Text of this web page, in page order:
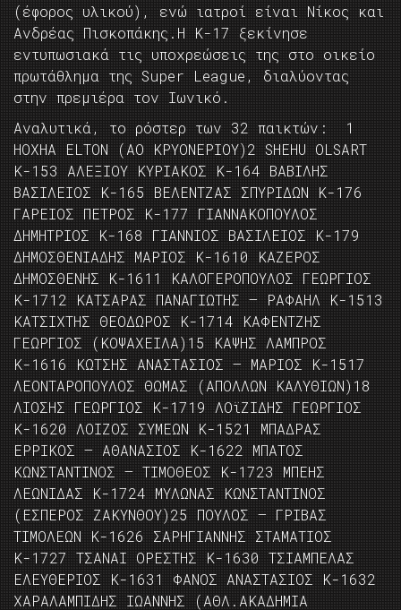
(έφορος υλικού), ενώ ιατροί είναι Νίκος και
Ανδρέας Πισκοπάκης.Η Κ-17 ξεκίνησε
εντυπωσιακά τις υποχρεώσεις της στο οικείο
πρωτάθλημα της Super League, διαλύοντας
στην πρεμιέρα τον Ιωνικό.
Αναλυτικά, το ρόστερ των 32 παικτών: 1
HOXHA ELTON (ΑΟ ΚΡΥΟΝΕΡΙΟΥ)2 SHEHU OLSART
Κ-153 ΑΛΕΞΙΟΥ ΚΥΡΙΑΚΟΣ Κ-164 ΒΑΒΙΛΗΣ
ΒΑΣΙΛΕΙΟΣ Κ-165 ΒΕΛΕΝΤΖΑΣ ΣΠΥΡΙΔΩΝ Κ-176
ΓΑΡΕΙΟΣ ΠΕΤΡΟΣ Κ-177 ΓΙΑΝΝΑΚΟΠΟΥΛΟΣ
ΔΗΜΗΤΡΙΟΣ Κ-168 ΓΙΑΝΝΙΟΣ ΒΑΣΙΛΕΙΟΣ Κ-179
ΔΗΜΟΣΘΕΝΙΑΔΗΣ ΜΑΡΙΟΣ Κ-1610 ΚΑΖΕΡΟΣ
ΔΗΜΟΣΘΕΝΗΣ Κ-1611 ΚΑΛΟΓΕΡΟΠΟΥΛΟΣ ΓΕΩΡΓΙΟΣ
Κ-1712 ΚΑΤΣΑΡΑΣ ΠΑΝΑΓΙΩΤΗΣ – ΡΑΦΑΗΛ Κ-1513
ΚΑΤΣΙΧΤΗΣ ΘΕΟΔΩΡΟΣ Κ-1714 ΚΑΦΕΝΤΖΗΣ
ΓΕΩΡΓΙΟΣ (ΚΟΨΑΧΕΙΛΑ)15 ΚΑΨΗΣ ΛΑΜΠΡΟΣ
Κ-1616 ΚΩΤΣΗΣ ΑΝΑΣΤΑΣΙΟΣ – ΜΑΡΙΟΣ Κ-1517
ΛΕΟΝΤΑΡΟΠΟΥΛΟΣ ΘΩΜΑΣ (ΑΠΟΛΛΩΝ ΚΑΛΥΘΙΩΝ)18
ΛΙΟΣΗΣ ΓΕΩΡΓΙΟΣ Κ-1719 ΛΟϊΖΙΔΗΣ ΓΕΩΡΓΙΟΣ
Κ-1620 ΛΟΙΖΟΣ ΣΥΜΕΩΝ Κ-1521 ΜΠΑΔΡΑΣ
ΕΡΡΙΚΟΣ – ΑΘΑΝΑΣΙΟΣ Κ-1622 ΜΠΑΤΟΣ
ΚΩΝΣΤΑΝΤΙΝΟΣ – ΤΙΜΟΘΕΟΣ Κ-1723 ΜΠΕΗΣ
ΛΕΩΝΙΔΑΣ Κ-1724 ΜΥΛΩΝΑΣ ΚΩΝΣΤΑΝΤΙΝΟΣ
(ΕΣΠΕΡΟΣ ΖΑΚΥΝΘΟΥ)25 ΠΟΥΛΟΣ – ΓΡΙΒΑΣ
ΤΙΜΟΛΕΩΝ Κ-1626 ΣΑΡΗΓΙΑΝΝΗΣ ΣΤΑΜΑΤΙΟΣ
Κ-1727 ΤΣΑΝΑΙ ΟΡΕΣΤΗΣ Κ-1630 ΤΣΙΑΜΠΕΛΑΣ
ΕΛΕΥΘΕΡΙΟΣ Κ-1631 ΦΑΝΟΣ ΑΝΑΣΤΑΣΙΟΣ Κ-1632
ΧΑΡΑΛΑΜΠΙΔΗΣ ΙΩΑΝΝΗΣ (ΑΘΛ.ΑΚΑΔΗΜΙΑ